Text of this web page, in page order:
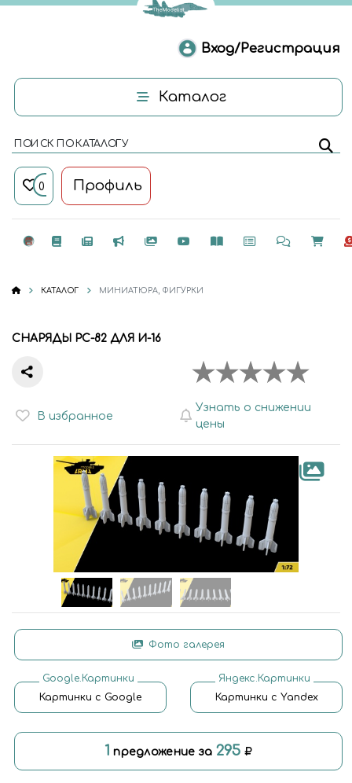
Вход/Регистрация
Каталог
ПОИСК ПО КАТАЛОГУ
0 Профиль
КАТАЛОГ МИНИАТЮРА, ФИГУРКИ
СНАРЯДЫ РС-82 ДЛЯ И-16
В избранное
Узнать о снижении
цены
Фото галерея
Google.Картинки
Картинки с Google
Яндекс.Картинки
Картинки с Yandex
1 предложение за 295